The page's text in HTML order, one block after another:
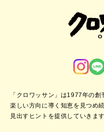
「クロワッサン」は1977年の
楽しい方向に導く知恵を見つめ
見出すヒントを提供していきます